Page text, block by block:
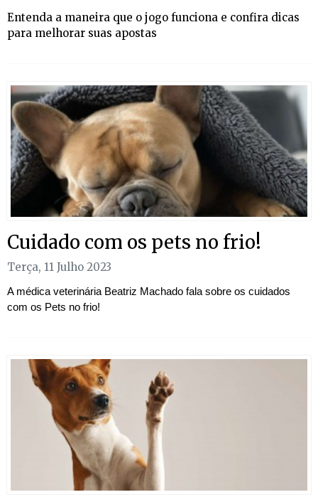
Entenda a maneira que o jogo funciona e confira dicas
para melhorar suas apostas
Cuidado com os pets no frio!
Terça, 11 Julho 2023
A médica veterinária Beatriz Machado fala sobre os cuidados
com os Pets no frio!